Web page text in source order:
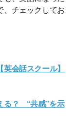
、チェックしてお
会話スクール】
る？ “共感”を示